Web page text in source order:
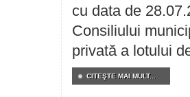
cu data de
Consiliului
privată a lotului
CITEŞTE MAI MULT...